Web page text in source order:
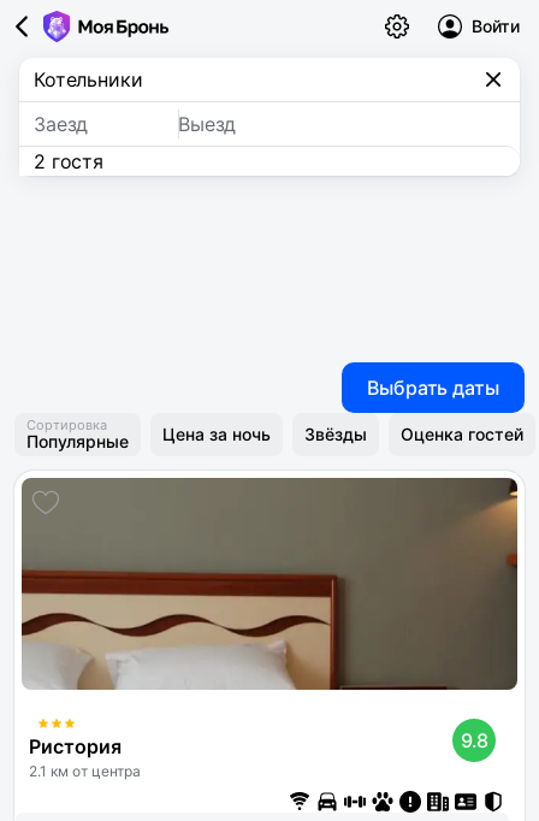
Заезд
Выезд
2 гостя
Войти
Выбрать даты
Сортировка
Популярные Цена за ночь Звёзды Оценка гостей
Ристория
2.1 км от центра
9.8